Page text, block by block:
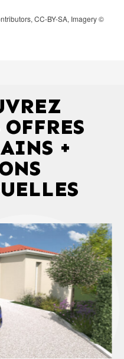
CC-BY-SA, Imagery ©
+